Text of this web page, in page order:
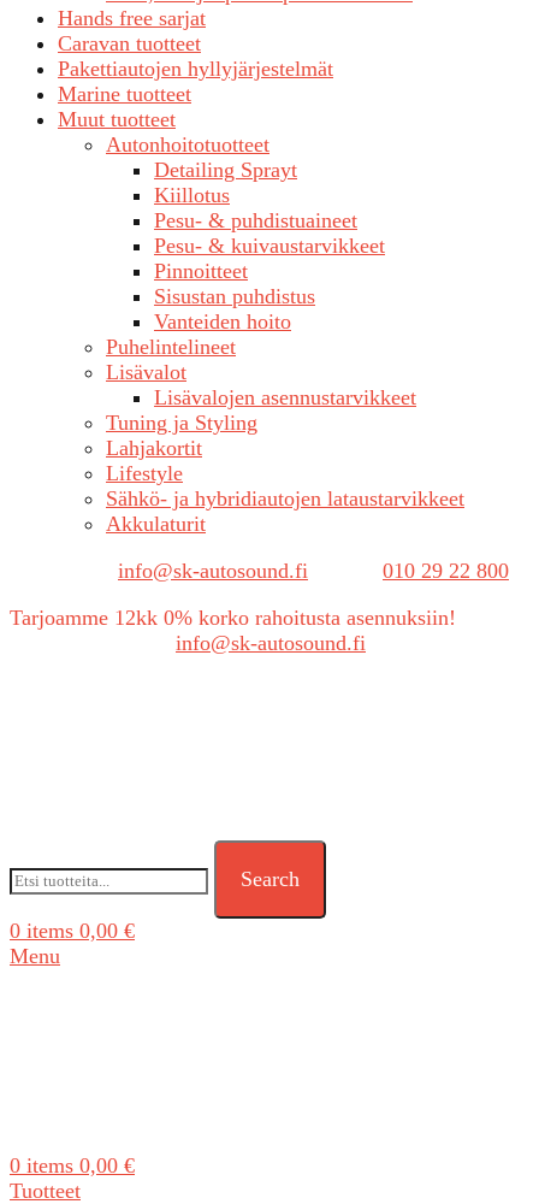
Hands free sarjat
Caravan tuotteet
Pakettiautojen hyllyjärjestelmät
Marine tuotteet
Muut tuotteet
Autonhoitotuotteet
Detailing Sprayt
Kiillotus
Pesu- & puhdistuaineet
Pesu- & kuivaustarvikkeet
Pinnoitteet
Sisustan puhdistus
Vanteiden hoito
Puhelintelineet
Lisävalot
Lisävalojen asennustarvikkeet
Tuning ja Styling
Lahjakortit
Lifestyle
Sähkö- ja hybridiautojen lataustarvikkeet
Akkulaturit
info@sk-autosound.fi
010 29 22 800
Tarjoamme 12kk 0% korko rahoitusta asennuksiin!
info@sk-autosound.fi
Search
0 items 0,00 €
Menu
0 items 0,00 €
Tuotteet